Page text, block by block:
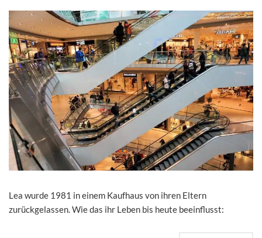
Lea wurde 1981 in einem Kaufhaus von ihren Eltern
zurückgelassen. Wie das ihr Leben bis heute beeinflusst: